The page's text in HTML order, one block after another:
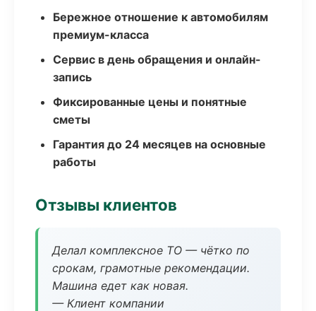
Бережное отношение к автомобилям
премиум-класса
Сервис в день обращения и онлайн-
запись
Фиксированные цены и понятные
сметы
Гарантия до 24 месяцев на основные
работы
Отзывы клиентов
Делал комплексное ТО — чётко по
срокам, грамотные рекомендации.
Машина едет как новая.
— Клиент компании